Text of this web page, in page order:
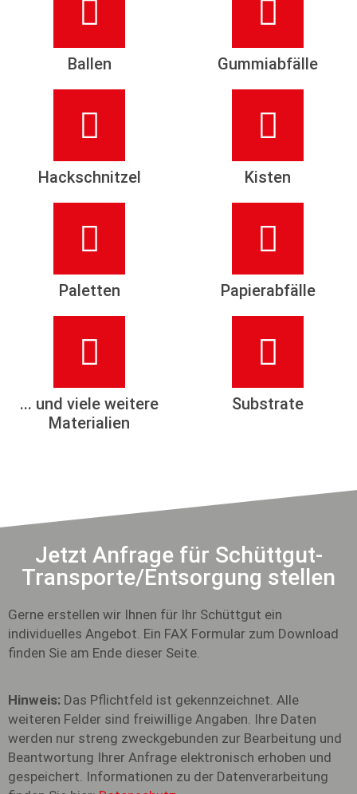
Ballen
Hackschnitzel
Paletten
... und viele weitere
Materialien
Gummiabfälle
Kisten
Papierabfälle
Substrate
Jetzt Anfrage für Schüttgut-
Transporte/Entsorgung stellen
Gerne erstellen wir Ihnen für Ihr Schüttgut ein
individuelles Angebot. Ein FAX Formular zum Download
finden Sie am Ende dieser Seite.
Hinweis: Das Pflichtfeld ist gekennzeichnet. Alle
weiteren Felder sind freiwillige Angaben. Ihre Daten
werden nur streng zweckgebunden zur Bearbeitung und
Beantwortung Ihrer Anfrage elektronisch erhoben und
gespeichert. Informationen zu der Datenverarbeitung